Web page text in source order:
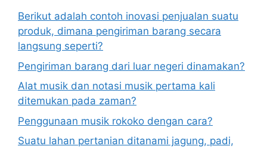
Berikut adalah contoh inovasi penjualan suatu
produk, dimana pengiriman barang secara
langsung seperti?
Pengiriman barang dari luar negeri dinamakan?
Alat musik dan notasi musik pertama kali
ditemukan pada zaman?
Penggunaan musik rokoko dengan cara?
Suatu lahan pertanian ditanami jagung, padi,